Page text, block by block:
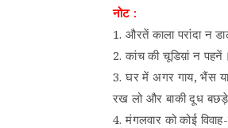
नोट :
1. औरतें काला परांदा न
2. कांच की चूडिय़ां न पहनें।
3. घर में अगर गाय, भैंस या
रख लो और बाकी दूध बछड़े
4. मंगलवार को कोई